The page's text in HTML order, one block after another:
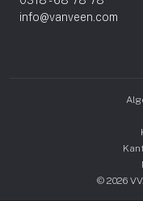
info@vanveen.com
© 2026